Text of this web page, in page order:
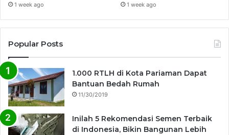
1 week ago 1 week ago
Popular Posts
1.000 RTLH di Kota Pariaman Dapat
Bantuan Bedah Rumah
11/30/2019
Inilah 5 Rekomendasi Semen Terbaik
di Indonesia, Bikin Bangunan Lebih